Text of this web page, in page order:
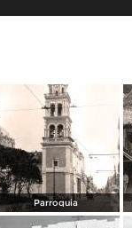
Parroquia